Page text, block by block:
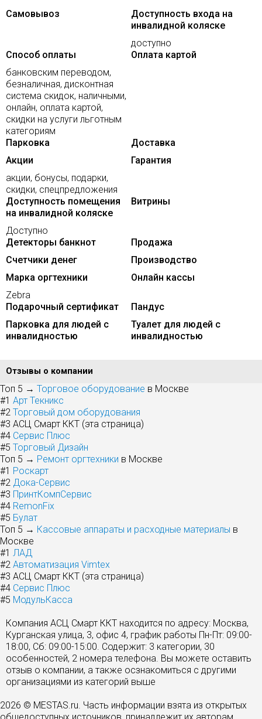
Самовывоз
Доступность входа на
инвалидной коляске
доступно
Способ оплаты
банковским переводом,
безналичная, дисконтная
система скидок, наличными,
онлайн, оплата картой,
скидки на услуги льготным
категориям
Оплата картой
Парковка
Доставка
Акции
акции, бонусы, подарки,
скидки, спецпредложения
Гарантия
Доступность помещения
на инвалидной коляске
Доступно
Витрины
Детекторы банкнот
Продажа
Счетчики денег
Производство
Марка оргтехники
Zebra
Онлайн кассы
Подарочный сертификат
Пандус
Парковка для людей с
инвалидностью
Туалет для людей с
инвалидностью
Отзывы о компании
Топ 5 → Торговое оборудование в Москве
#1 Арт Текникс
#2 Торговый дом оборудования
#3 АСЦ Смарт ККТ (эта страница)
#4 Сервис Плюс
#5 Торговый Дизайн
Топ 5 → Ремонт оргтехники в Москве
#1 Роскарт
#2 Дока-Сервис
#3 ПринтКомпСервис
#4 RemonFix
#5 Булат
Топ 5 → Кассовые аппараты и расходные материалы в
Москве
#1 ЛАД
#2 Автоматизация Vimtex
#3 АСЦ Смарт ККТ (эта страница)
#4 Сервис Плюс
#5 МодульКасса
Компания АСЦ Смарт ККТ находится по адресу: Москва,
Курганская улица, 3, офис 4, график работы Пн-Пт: 09:00-
18:00, Сб: 09:00-15:00. Содержит: 3 категории, 30
особенностей, 2 номера телефона. Вы можете оставить
отзыв о компании, а также осзнакомиться с другими
организациями из категорий выше
2026 © MESTAS.ru. Часть информации взята из открытых